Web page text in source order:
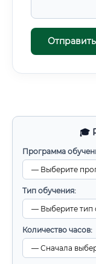
🎓
Программа
Тип обучения:
Количество часов: